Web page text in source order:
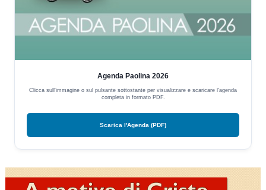
Agenda Paolina 2026
Clicca sull'immagine o sul pulsante sottostante per visualizzare e scaricare l'agenda
completa in formato PDF.
Scarica l'Agenda (PDF)